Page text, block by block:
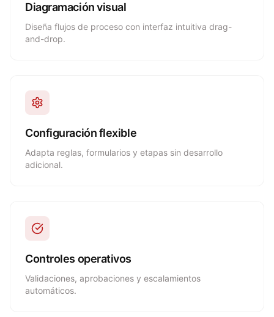
Diagramación visual
Diseña flujos de proceso con interfaz intuitiva drag-
and-drop.
Configuración flexible
Adapta reglas, formularios y etapas sin desarrollo
adicional.
Controles operativos
Validaciones, aprobaciones y escalamientos
automáticos.